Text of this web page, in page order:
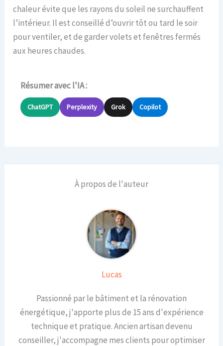
chaleur évite que les rayons du soleil ne surchauffent
l’intérieur. Il est conseillé d’ouvrir tôt ou tard le soir
pour ventiler, et de garder volets et fenêtres fermés
aux heures chaudes.
Résumer avec l'IA :
ChatGPT Perplexity Grok Copilot
À propos de l'auteur
Lucas
Passionné par le bâtiment et la rénovation
énergétique, j'apporte plus de 15 ans d'expérience
technique et pratique. Ancien artisan devenu
conseiller, j'accompagne mes clients pour optimiser